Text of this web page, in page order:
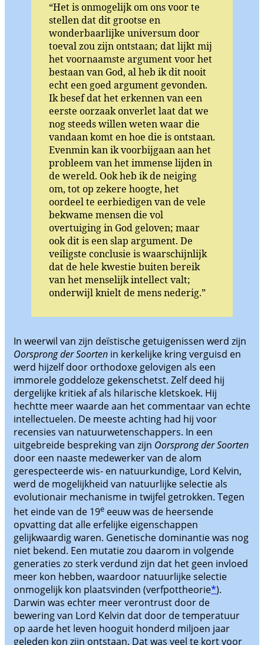
“Het is onmogelijk om ons voor te
stellen dat dit grootse en
wonderbaarlijke universum door
toeval zou zijn ontstaan; dat lijkt mij
het voornaamste argument voor het
bestaan van God, al heb ik dit nooit
echt een goed argument gevonden.
Ik besef dat het erkennen van een
eerste oorzaak onverlet laat dat we
nog steeds willen weten waar die
vandaan komt en hoe die is ontstaan.
Evenmin kan ik voorbijgaan aan het
probleem van het immense lijden in
de wereld. Ook heb ik de neiging
om, tot op zekere hoogte, het
oordeel te eerbiedigen van de vele
bekwame mensen die vol
overtuiging in God geloven; maar
ook dit is een slap argument. De
veiligste conclusie is waarschijnlijk
dat de hele kwestie buiten bereik
van het menselijk intellect valt;
onderwijl knielt de mens nederig.”
In weerwil van zijn deïstische getuigenissen werd zijn
Oorsprong der Soorten in kerkelijke kring verguisd en
werd hijzelf door orthodoxe gelovigen als een
immorele goddeloze gekenschetst. Zelf deed hij
dergelijke kritiek af als hilarische kletskoek. Hij
hechtte meer waarde aan het commentaar van echte
intellectuelen. De meeste achting had hij voor
recensies van natuurwetenschappers. In een
uitgebreide bespreking van zijn Oorsprong der Soorten
door een naaste medewerker van de alom
gerespecteerde wis- en natuurkundige, Lord Kelvin,
werd de mogelijkheid van natuurlijke selectie als
evolutionair mechanisme in twijfel getrokken. Tegen
het einde van de 19e eeuw was de heersende
opvatting dat alle erfelijke eigenschappen
gelijkwaardig waren. Genetische dominantie was nog
niet bekend. Een mutatie zou daarom in volgende
generaties zo sterk verdund zijn dat het geen invloed
meer kon hebben, waardoor natuurlijke selectie
onmogelijk kon plaatsvinden (verfpottheorie*).
Darwin was echter meer verontrust door de
bewering van Lord Kelvin dat door de temperatuur
op aarde het leven hooguit honderd miljoen jaar
geleden kon zijn ontstaan. Dat was veel te kort voor